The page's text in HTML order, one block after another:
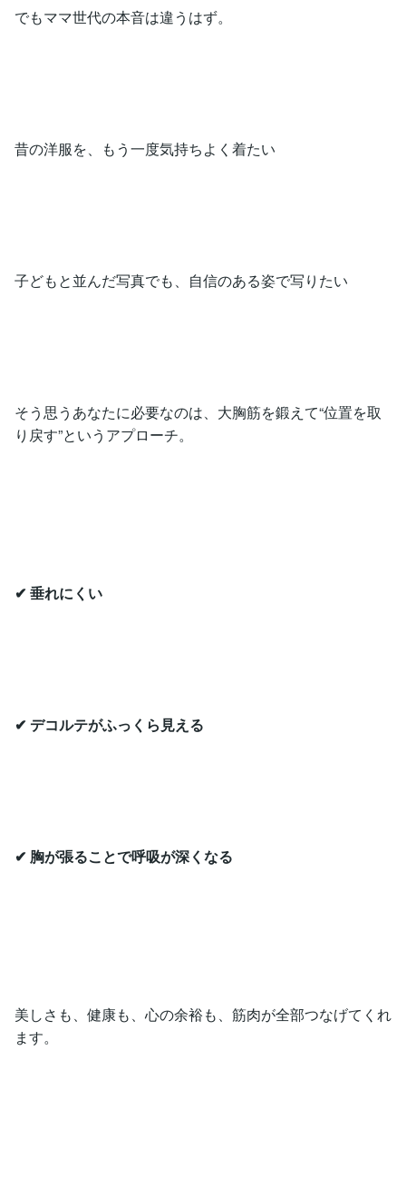
でもママ世代の本音は違うはず。
昔の洋服を、もう一度気持ちよく着たい
子どもと並んだ写真でも、自信のある姿で写りたい
そう思うあなたに必要なのは、大胸筋を鍛えて“位置を取
り戻す”というアプローチ。
✔ 垂れにくい
✔ デコルテがふっくら見える
✔ 胸が張ることで呼吸が深くなる
美しさも、健康も、心の余裕も、筋肉が全部つなげてくれ
ます。